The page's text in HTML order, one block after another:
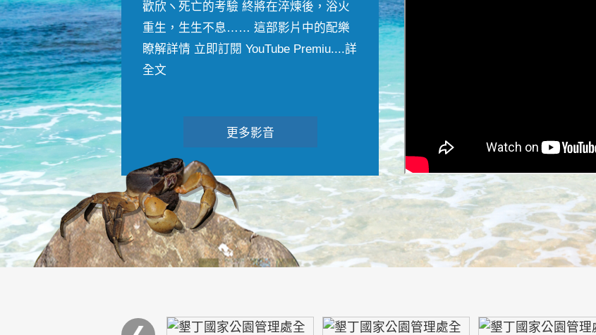
歡欣ヽ死亡的考驗 終將在淬煉後，浴火
重生，生生不息…… 這部影片中的配樂
瞭解詳情 立即訂閱 YouTube Premiu....詳
全文
更多影音